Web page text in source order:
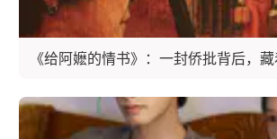
《给阿嬷的情书》：一封侨批背后，藏